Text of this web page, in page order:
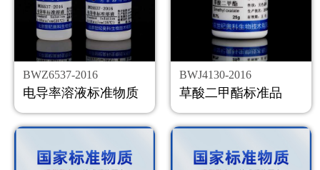
BWZ6537-2016
电导率溶液标准物质
BWJ4130-2016
草酸二甲酯标准品
购物车
会员中心
联系我们
返回主页